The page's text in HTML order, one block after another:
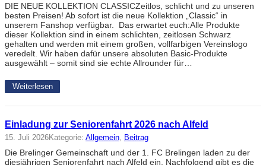
DIE NEUE KOLLEKTION CLASSICZeitlos, schlicht und zu unseren
besten Preisen! Ab sofort ist die neue Kollektion „Classic“ in
unserem Fanshop verfügbar. Das erwartet euch:Alle Produkte
dieser Kollektion sind in einem schlichten, zeitlosen Schwarz
gehalten und werden mit einem großen, vollfarbigen Vereinslogo
veredelt. Wir haben dafür unsere absoluten Basic-Produkte
ausgewählt – somit sind sie echte Allrounder für…
Weiterlesen
Einladung zur Seniorenfahrt 2026 nach Alfeld
15. Juli 2026Kategorie: Allgemein Beitrag
Die Brelinger Gemeinschaft und der 1. FC Brelingen laden zu der
diesjährigen Seniorenfahrt nach Alfeld ein. Nachfolgend gibt es die